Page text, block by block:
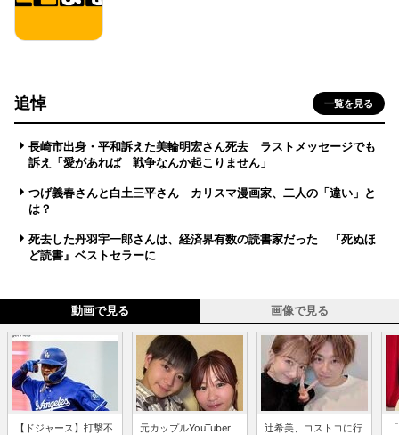
追悼 一覧を見る
長崎市出身・平和訴えた美輪明宏さん死去 ラストメッセージでも
訴え「愛があれば 戦争なんか起こりません」
つげ義春さんと白土三平さん カリスマ漫画家、二人の「違い」と
は？
死去した丹羽宇一郎さんは、経済界有数の読書家だった 『死ぬほ
ど読書』ベストセラーに
動画で見る 画像で見る
【ドジャース】打撃不
元カップルYouTuber
辻希美、コストコに行